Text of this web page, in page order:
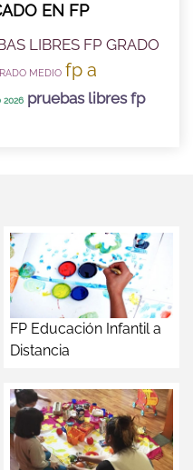
EN FP
LIBRES FP GRADO
MEDIO fp a
2026 pruebas libres fp
FP Educación Infantil a
Distancia